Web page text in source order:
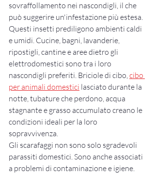
sovraffollamento nei nascondigli, il che
può suggerire un'infestazione più estesa.
Questi insetti prediligono ambienti caldi
e umidi. Cucine, bagni, lavanderie,
ripostigli, cantine e aree dietro gli
elettrodomestici sono tra i loro
nascondigli preferiti. Briciole di cibo, cibo
per animali domestici lasciato durante la
notte, tubature che perdono, acqua
stagnante e grasso accumulato creano le
condizioni ideali per la loro
sopravvivenza.
Gli scarafaggi non sono solo sgradevoli
parassiti domestici. Sono anche associati
a problemi di contaminazione e igiene.